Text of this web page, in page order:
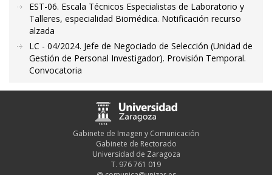
EST-06. Escala Técnicos Especialistas de Laboratorio y
Talleres, especialidad Biomédica. Notificación recurso
alzada
LC - 04/2024. Jefe de Negociado de Selección (Unidad de
Gestión de Personal Investigador). Provisión Temporal.
Convocatoria
Gabinete de Imagen y Comunicación
Gabinete de Rectorado
Universidad de Zaragoza
T. 976 761 019